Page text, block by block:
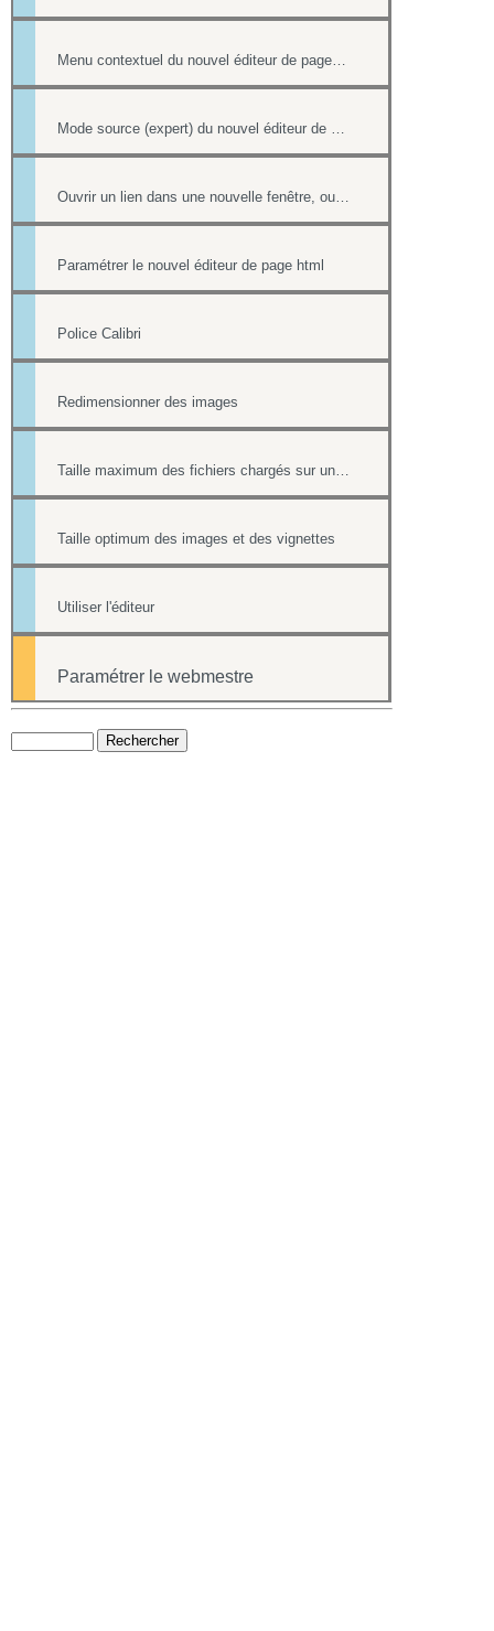
Menu contextuel du nouvel éditeur de page html
Mode source (expert) du nouvel éditeur de page html
Ouvrir un lien dans une nouvelle fenêtre, ouvrir dans un nouvel onglet
Paramétrer le nouvel éditeur de page html
Police Calibri
Redimensionner des images
Taille maximum des fichiers chargés sur un site
Taille optimum des images et des vignettes
Utiliser l'éditeur
Paramétrer le webmestre